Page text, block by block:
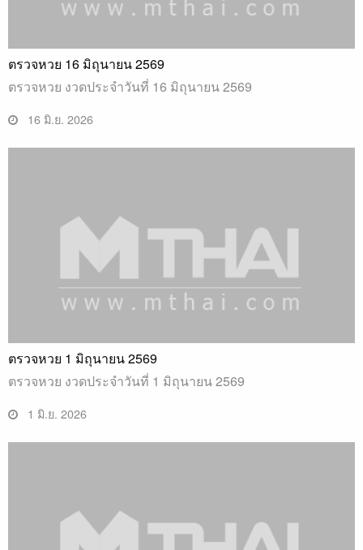
ตรวจหวย 16 มิถุนายน 2569
ตรวจหวย งวดประจำวันที่ 16 มิถุนายน 2569
16 มิ.ย. 2026
ตรวจหวย 1 มิถุนายน 2569
ตรวจหวย งวดประจำวันที่ 1 มิถุนายน 2569
1 มิ.ย. 2026